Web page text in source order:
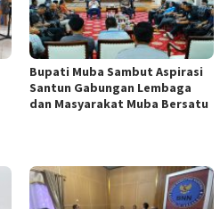
Bupati Muba Sambut Aspirasi
Santun Gabungan Lembaga
dan Masyarakat Muba Bersatu